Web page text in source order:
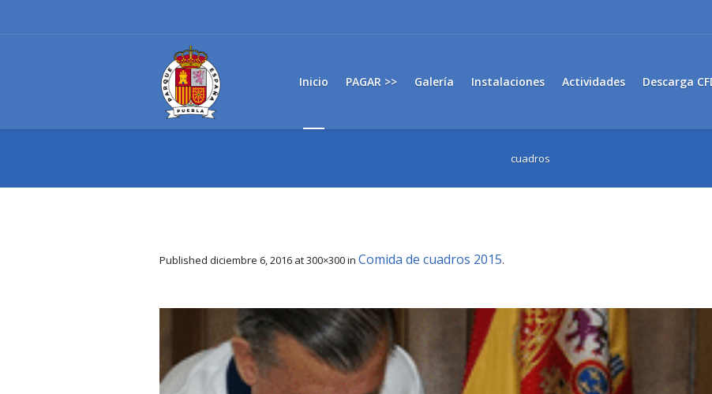
Inicio PAGAR >> Galería Instalaciones Actividades Descarga
cuadros
Published diciembre 6, 2016 at 300×300 in Comida de cuadros 2015.